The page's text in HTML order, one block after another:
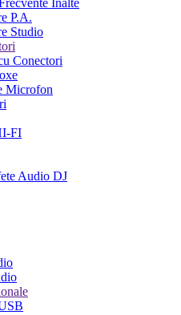
Inalte
P.A.
Studio
Conectori
Microfon
FI
Audio DJ